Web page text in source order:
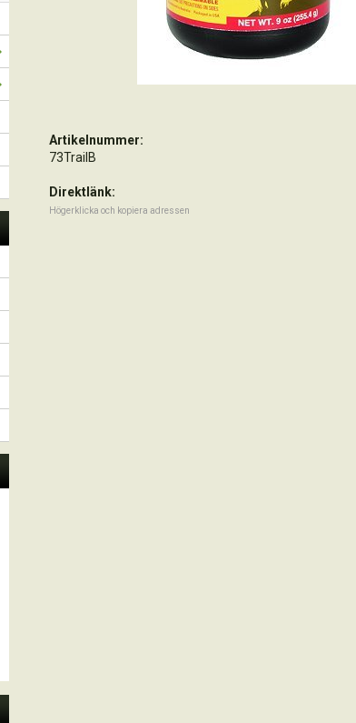
Artikelnummer:
73TrailB
Direktlänk:
Högerklicka och kopiera adressen